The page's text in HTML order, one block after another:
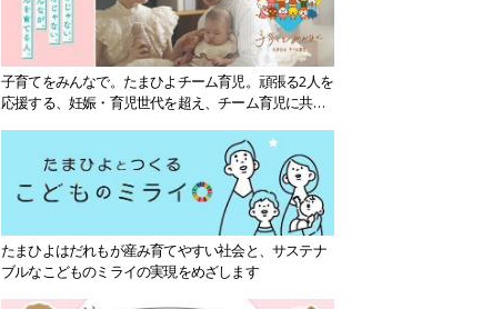
子育てをみんなで。たまひよチーム育児。頑張る2人を
応援する、妊娠・育児世代を超え、チーム育児に共感
たまひよはだれもが産み育てやすい社会と、サステナ
ブルなこどものミライの実現をめざします